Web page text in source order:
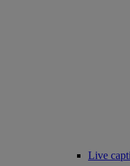
Live